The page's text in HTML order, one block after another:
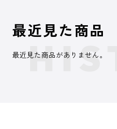
最近見た商品
最近見た商品がありません。